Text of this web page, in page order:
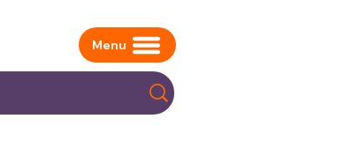
Menu